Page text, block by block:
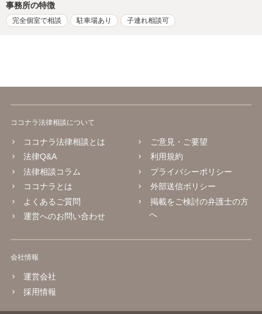
事務所の特徴
完全個室で相談 駐車場あり 子連れ相談可
ココナラ法律相談について
ココナラ法律相談とは
法律Q&A
法律相談コラム
ココナラとは
よくあるご質問
運営へのお問い合わせ
ご意見・ご要望
利用規約
プライバシーポリシー
外部送信ポリシー
掲載をご検討の弁護士の方
へ
会社情報
運営会社
採用情報